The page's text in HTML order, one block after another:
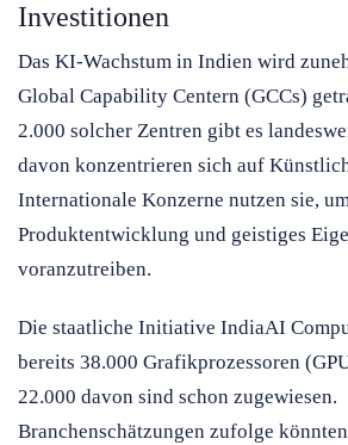
Investitionen
Das KI-Wachstum in Indien wird
Global Capability Centern (GCCs)
2.000 solcher Zentren gibt es
davon konzentrieren sich auf
Internationale Konzerne nutzen sie,
Produktentwicklung und geistiges
voranzutreiben.
Die staatliche Initiative IndiaAI
bereits 38.000 Grafikprozessoren
22.000 davon sind schon zugewiesen.
Branchenschätzungen zufolge